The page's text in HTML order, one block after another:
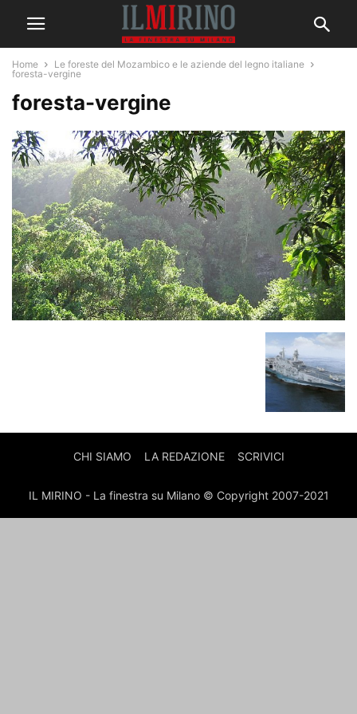
Home
Le foreste del Mozambico e le aziende del legno italiane
foresta-vergine
foresta-vergine
CHI SIAMO LA REDAZIONE SCRIVICI
IL MIRINO - La finestra su Milano © Copyright 2007-2021